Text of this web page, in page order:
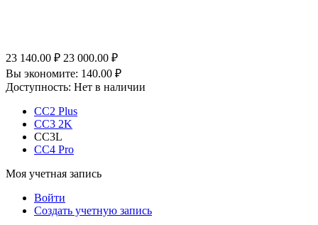
23 140.00 ₽ 23 000.00 ₽
Вы экономите: 140.00 ₽
Доступность: Нет в наличии
CC2 Plus
CC3 2K
CC3L
CC4 Pro
Моя учетная запись
Войти
Создать учетную запись